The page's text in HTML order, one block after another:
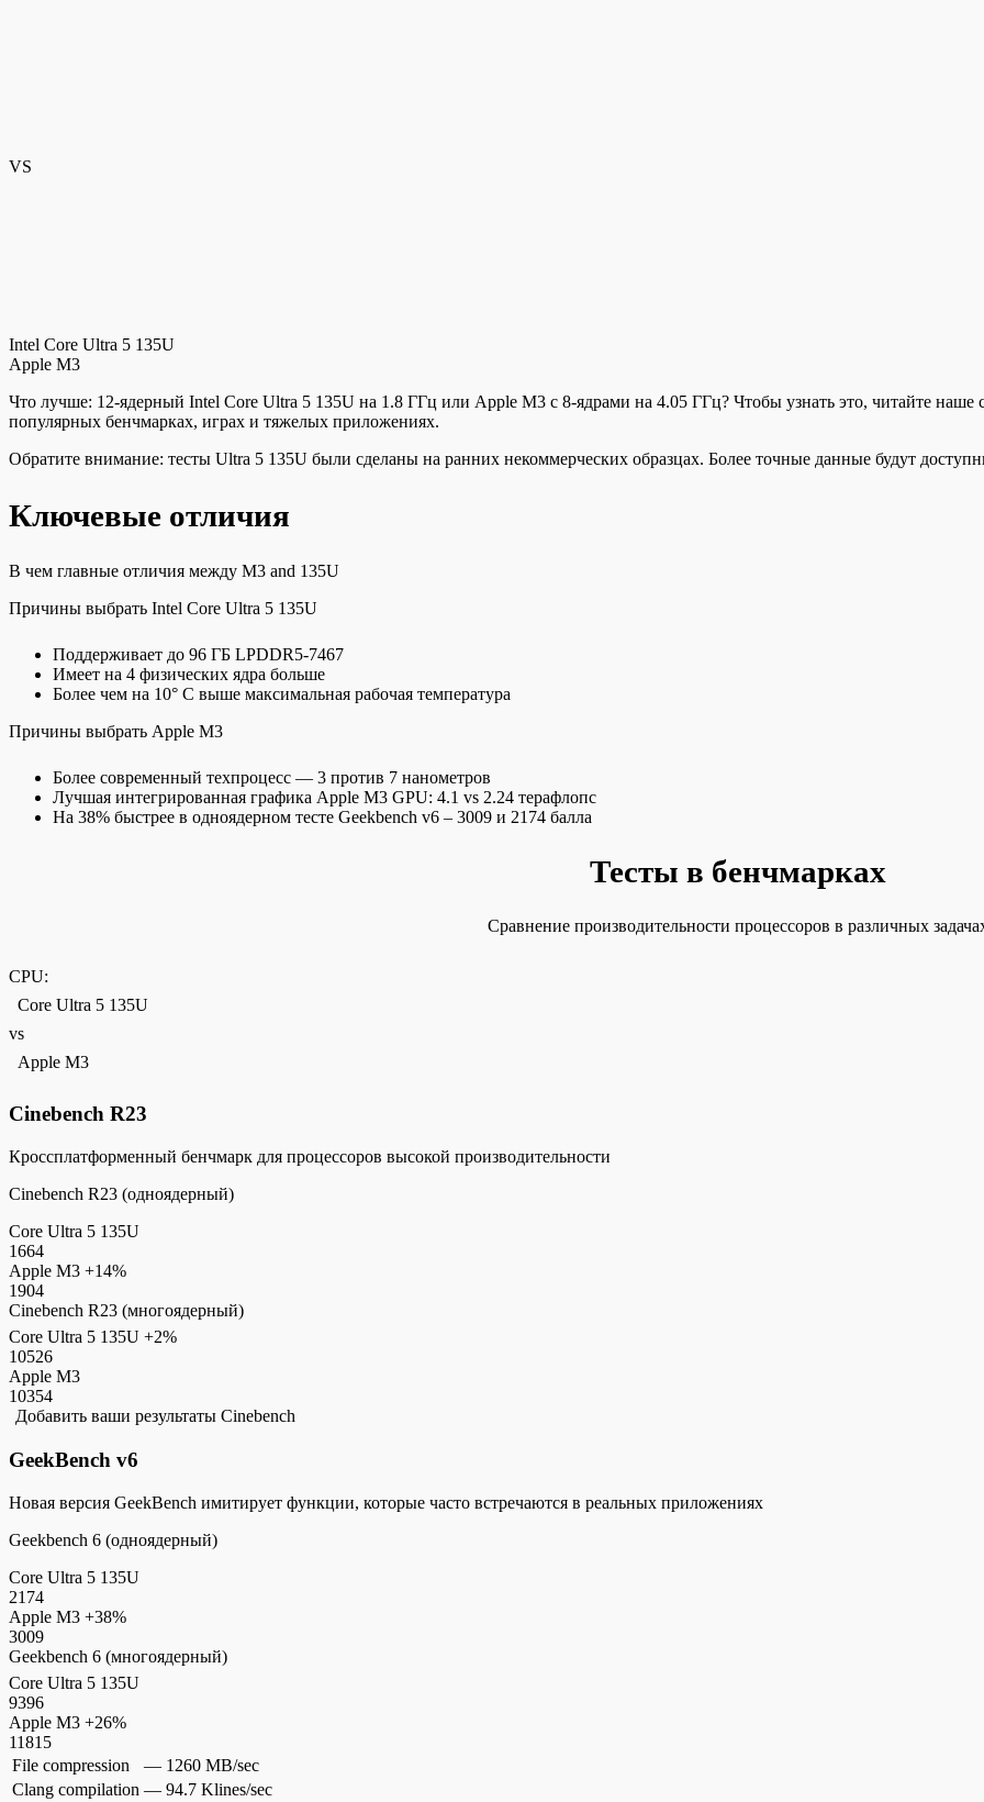
VS
Intel Core Ultra 5 135U
Apple M3
Что лучше: 12-ядерный Intel Core Ultra 5 135U на 1.8 ГГц или Apple M3 с 8-ядрами на 4.05 ГГц? Чтобы узнать это, читайте наше
популярных бенчмарках, играх и тяжелых приложениях.
Обратите внимание: тесты Ultra 5 135U были сделаны на ранних некоммерческих образцах. Более точные данные будут
Ключевые отличия
В чем главные отличия между M3 and 135U
Причины выбрать Intel Core Ultra 5 135U
Поддерживает до 96 ГБ LPDDR5-7467
Имеет на 4 физических ядра больше
Более чем на 10° C выше максимальная рабочая температура
Причины выбрать Apple M3
Более современный техпроцесс — 3 против 7 нанометров
Лучшая интегрированная графика Apple M3 GPU: 4.1 vs 2.24 терафлопс
На 38% быстрее в одноядерном тесте Geekbench v6 – 3009 и 2174 балла
Тесты в бенчмарках
Сравнение производительности процессоров в различных
CPU:
Core Ultra 5 135U
vs
Apple M3
Cinebench R23
Кроссплатформенный бенчмарк для процессоров высокой производительности
Cinebench R23 (одноядерный)
Core Ultra 5 135U
1664
Apple M3 +14%
1904
Cinebench R23 (многоядерный)
Core Ultra 5 135U +2%
10526
Apple M3
10354
Добавить ваши результаты Cinebench
GeekBench v6
Новая версия GeekBench имитирует функции, которые часто встречаются в реальных приложениях
Geekbench 6 (одноядерный)
Core Ultra 5 135U
2174
Apple M3 +38%
3009
Geekbench 6 (многоядерный)
Core Ultra 5 135U
9396
Apple M3 +26%
11815
File compression
— 1260 MB/sec
Clang compilation — 94.7 Klines/sec